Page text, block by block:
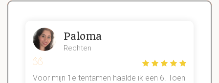
Paloma
Rechten
Voor mijn 1e tentamen haalde ik een 6. Toen